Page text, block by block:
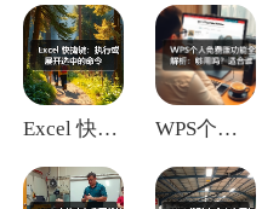
Excel 快捷键：执行或展开选中的命令 WPS个人免费版功能全解析：够用吗？适合